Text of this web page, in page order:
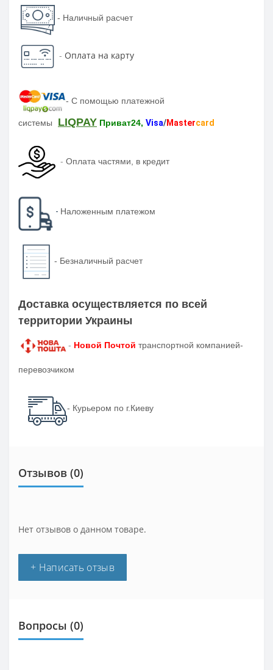
- Наличный расчет
- Оплата на карту
- С помощью платежной
системы LIQPAY Приват24, Visa/Mastercard
- Оплата частями, в кредит
- Наложенным платежом
- Безналичный расчет
Доставка осуществляется по всей
территории Украины
- Новой Почтой транспортной компанией-
перевозчиком
- Курьером по г.Киеву
Отзывов (0)
Нет отзывов о данном товаре.
+ Написать отзыв
Вопросы (0)